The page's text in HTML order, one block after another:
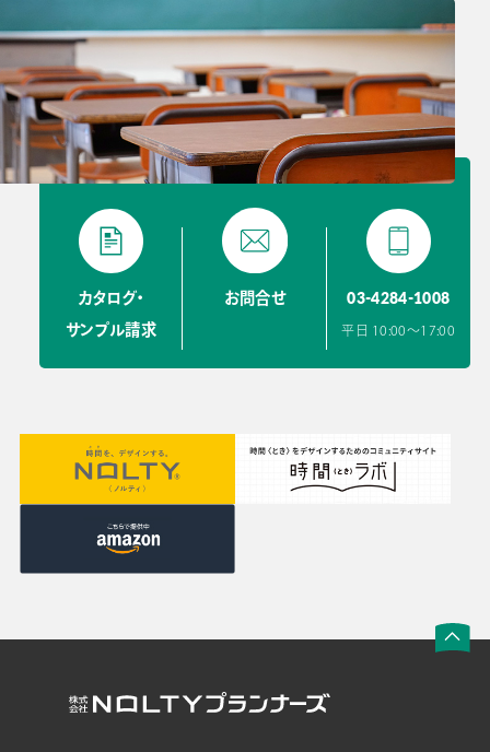
ビジネスツール事業
カタログ・
サンプル請求
お問合せ 03-4284-1008
平日 10:00〜17:00